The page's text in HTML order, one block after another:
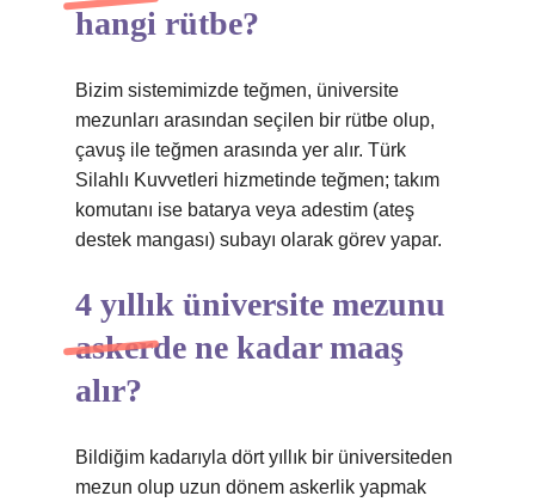
hangi rütbe?
Bizim sistemimizde teğmen, üniversite
mezunları arasından seçilen bir rütbe olup,
çavuş ile teğmen arasında yer alır. Türk
Silahlı Kuvvetleri hizmetinde teğmen; takım
komutanı ise batarya veya adestim (ateş
destek mangası) subayı olarak görev yapar.
4 yıllık üniversite mezunu
askerde ne kadar maaş
alır?
Bildiğim kadarıyla dört yıllık bir üniversiteden
mezun olup uzun dönem askerlik yapmak